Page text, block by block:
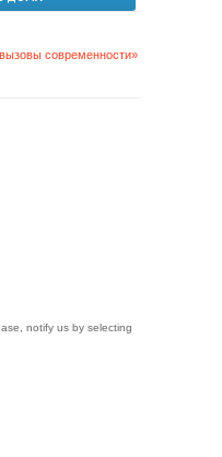
современности»
notify us by selecting